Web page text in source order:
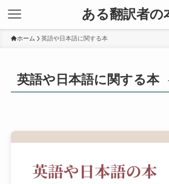
ある翻訳者の
ホーム 英語や日本語に関する本
英語や日本語に関する本